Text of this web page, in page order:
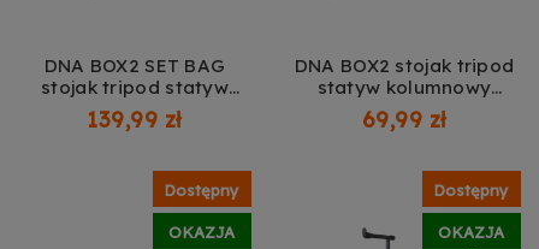
DNA BOX2 SET BAG
stojak tripod statyw
kolumnowy żelazny
czarny podstawa
zabezpieczający
pokrowiec zestaw 2 szt.
139,99 zł
DNA BOX2 stojak tripod
statyw kolumnowy
żelazny czarny
podstawa kolumnowa
30 kg
69,99 zł
Dostępny
OKAZJA
Dostępny
OKAZJA